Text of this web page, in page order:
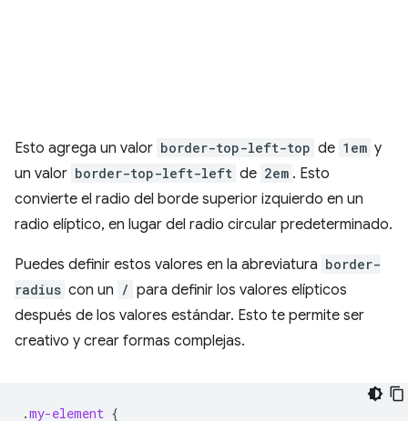
Esto agrega un valor border-top-left-top de 1em y
un valor border-top-left-left de 2em . Esto
convierte el radio del borde superior izquierdo en un
radio elíptico, en lugar del radio circular predeterminado.
Puedes definir estos valores en la abreviatura border-
radius con un / para definir los valores elípticos
después de los valores estándar. Esto te permite ser
creativo y crear formas complejas.
.my-element {